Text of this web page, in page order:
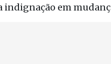
em